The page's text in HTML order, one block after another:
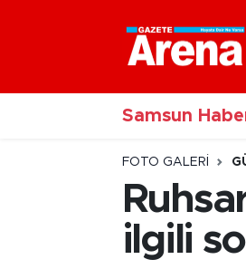
Samsun
FOTO GALERI
ilgili
Nöbetçi Eczaneler
Hava Durumu
Samsun Namaz Vakitleri
Trafik Durumu
Süper Lig Puan Durumu